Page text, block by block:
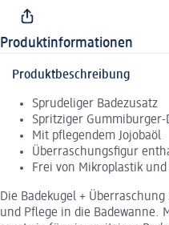
Produktinformationen
Produktbeschreibung
Sprudeliger Badezusatz
Spritziger Gummiburger-
Mit pflegendem Jojobaöl
Überraschungsfigur
Frei von Mikroplastik
Die Badekugel + Überraschung
und Pflege in die Badewanne.